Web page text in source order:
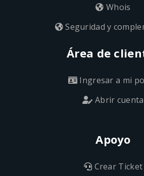
Whois
Seguridad y
Área de
Ingresar a mi
Abrir cuenta
Apoyo
Crear Ticket